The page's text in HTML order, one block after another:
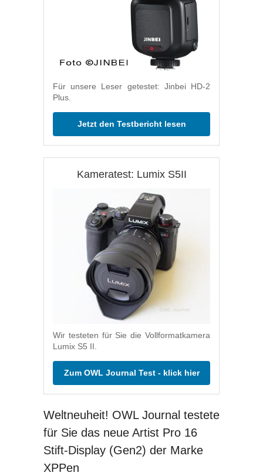
Für unsere Leser getestet: Jinbei HD-2
Plus.
Jetzt den Testbericht lesen
Kameratest: Lumix S5II
Wir testeten für Sie die Vollformatkamera
Lumix S5 II.
Zum OWL Journal Test - klick hier
Weltneuheit! OWL Journal testete
für Sie das neue Artist Pro 16
Stift-Display (Gen2) der Marke
XPPen